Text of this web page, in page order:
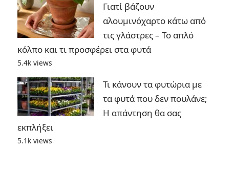
Γιατί βάζουν
αλουμινόχαρτο κάτω από
τις γλάστρες – Το απλό
κόλπο και τι προσφέρει στα φυτά
5.4k views
Τι κάνουν τα φυτώρια με
τα φυτά που δεν πουλάνε;
Η απάντηση θα σας
εκπλήξει
5.1k views